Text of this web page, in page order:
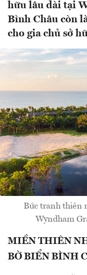
hữu lâu dài tại
Bình Châu còn
cho gia chủ sở
Bức tranh thiên
Wyndham
MIỀN THIÊN
BỜ BIỂN BÌNH